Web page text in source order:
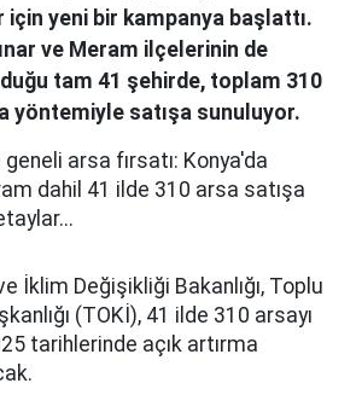
yeni bir kampanya başlattı.
ve Meram ilçelerinin de
tam 41 şehirde, toplam 310
yöntemiyle satışa sunuluyor.
arsa fırsatı: Konya'da
dahil 41 ilde 310 arsa satışa
İklim Değişikliği Bakanlığı, Toplu
(TOKİ), 41 ilde 310 arsayı
tarihlerinde açık artırma